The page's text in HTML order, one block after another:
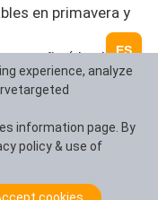
en primavera y
y otoño (de abril a
moderada,
las flores de
y en otoño, los
son los mejores
y fotografía.
: La hierba y
ES
experience, analyze
information page. By
policy & use of